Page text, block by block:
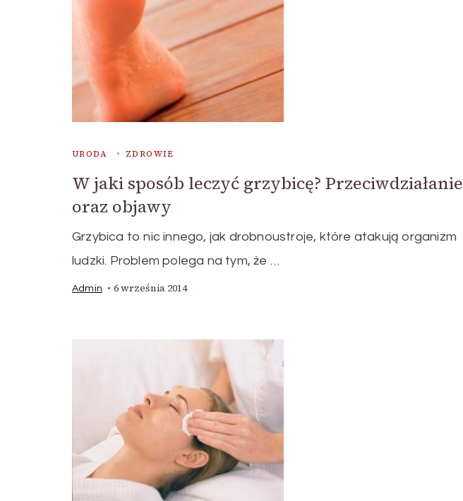
URODA ZDROWIE
W jaki sposób leczyć grzybicę? Przeciwdziałanie
oraz objawy
Grzybica to nic innego, jak drobnoustroje, które atakują organizm
ludzki. Problem polega na tym, że …
Admin 6 września 2014